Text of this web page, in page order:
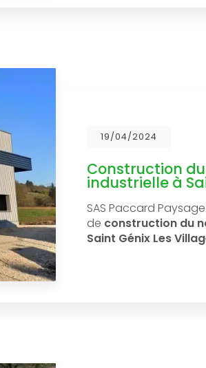
19/04/2024
Construction
industrielle à
SAS Paccard
de construction du
Saint Génix Les